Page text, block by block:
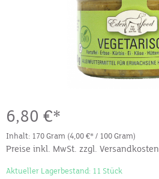
6,80 €*
Inhalt: 170 Gram (4,00 €* / 100 Gram)
Preise inkl. MwSt. zzgl. Versandkosten
Aktueller Lagerbestand: 11 Stück